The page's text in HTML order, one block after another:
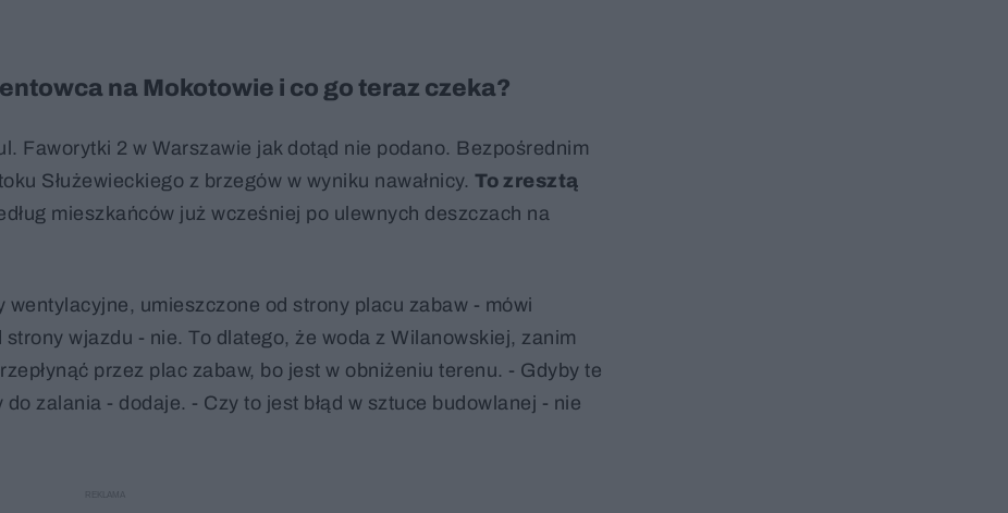
na Mokotowie i co go teraz czeka?
Faworytki 2 w Warszawie jak dotąd nie podano. Bezpośrednim
Służewieckiego z brzegów w wyniku nawałnicy. To zresztą
mieszkańców już wcześniej po ulewnych deszczach na
wentylacyjne, umieszczone od strony placu zabaw - mówi
wjazdu - nie. To dlatego, że woda z Wilanowskiej, zanim
przez plac zabaw, bo jest w obniżeniu terenu. - Gdyby te
zalania - dodaje. - Czy to jest błąd w sztuce budowlanej - nie